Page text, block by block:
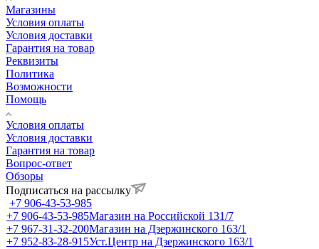
Магазины
Условия оплаты
Условия доставки
Гарантия на товар
Реквизиты
Политика
Возможности
Помощь
Условия оплаты
Условия доставки
Гарантия на товар
Вопрос-ответ
Обзоры
Подписаться на рассылку
+7 906-43-53-985
+7 906-43-53-985Магазин на Российской 131/7
+7 967-31-32-200Магазин на Дзержинского 163/1
+7 952-83-28-915Уст.Центр на Дзержинского 163/1